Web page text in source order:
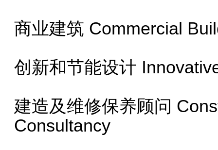
商业建筑 Commercial
创新和节能设计
建造及维修保养顾问
Consultancy